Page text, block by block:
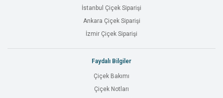
İstanbul Çiçek Siparişi
Ankara Çiçek Siparişi
İzmir Çiçek Siparişi
Faydalı Bilgiler
Çiçek Bakımı
Çiçek Notları